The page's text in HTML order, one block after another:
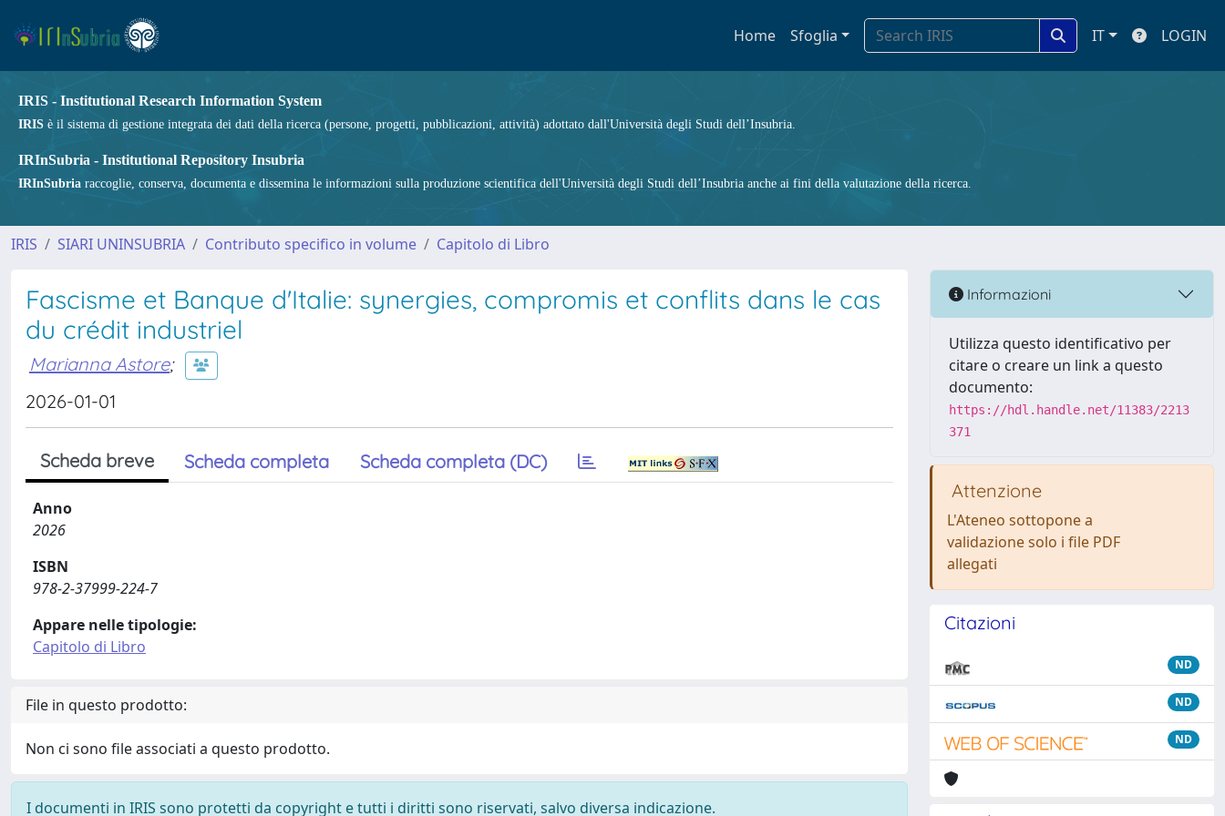
Home Sfoglia IT LOGIN
IRIS - Institutional Research Information System
IRIS è il sistema di gestione integrata dei dati della ricerca (persone, progetti, pubblicazioni, attività) adottato dall'Università degli Studi dell’Insubria.
IRInSubria - Institutional Repository Insubria
IRInSubria raccoglie, conserva, documenta e dissemina le informazioni sulla produzione scientifica dell'Università degli Studi dell’Insubria anche ai fini della valutazione della ricerca.
IRIS SIARI UNINSUBRIA Contributo specifico in volume Capitolo di Libro
Fascisme et Banque d'Italie: synergies, compromis et conflits dans le cas
du crédit industriel
Marianna Astore;
2026-01-01
Scheda breve Scheda completa Scheda completa (DC)
Anno
2026
ISBN
978-2-37999-224-7
Appare nelle tipologie:
Capitolo di Libro
File in questo prodotto:
Non ci sono file associati a questo prodotto.
I documenti in IRIS sono protetti da copyright e tutti i diritti sono riservati, salvo diversa indicazione.
Informazioni
Utilizza questo identificativo per
citare o creare un link a questo
documento:
https://hdl.handle.net/11383/2213
371
Attenzione
L'Ateneo sottopone a
validazione solo i file PDF
allegati
Citazioni
ND
ND
ND